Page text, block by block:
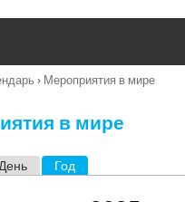
› Мероприятия в мире
в мире
Год